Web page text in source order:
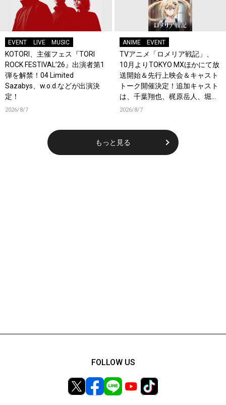
EVENT LIVE MUSIC
KOTORI、主催フェス『TORI
ROCK FESTIVAL’26』出演者第1
弾を解禁！04 Limited
Sazabys、w.o.d.などが出演決
定！
2026/8/7
ANIME EVENT
TVアニメ「ロメリア戦記」、
10月よりTOKYO MXほかにて放
送開始＆先行上映会＆キャスト
トーク開催決定！追加キャスト
は、千葉翔也、梶原岳人、堀江
瞬、綿貫竜之介！PV第1弾公
2026/8/7
もっと見る
FOLLOW US